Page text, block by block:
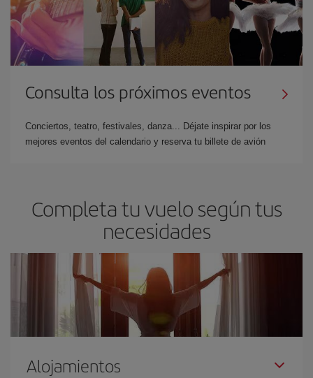
Consulta los próximos eventos
Conciertos, teatro, festivales, danza... Déjate inspirar por los
mejores eventos del calendario y reserva tu billete de avión
Completa tu vuelo según tus
necesidades
Alojamientos